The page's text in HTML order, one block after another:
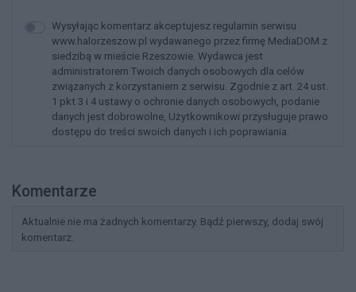
Wysyłając komentarz akceptujesz regulamin serwisu
www.halorzeszow.pl wydawanego przez firmę MediaDOM z
siedzibą w mieście Rzeszowie. Wydawca jest
administratorem Twoich danych osobowych dla celów
związanych z korzystaniem z serwisu. Zgodnie z art. 24 ust.
1 pkt 3 i 4 ustawy o ochronie danych osobowych, podanie
danych jest dobrowolne, Użytkownikowi przysługuje prawo
dostępu do treści swoich danych i ich poprawiania.
Komentarze
Aktualnie nie ma żadnych komentarzy. Bądź pierwszy, dodaj swój
komentarz.